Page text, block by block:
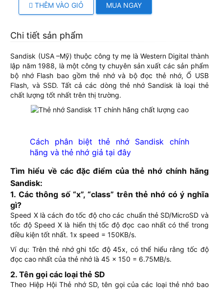
THÊM VÀO GIỎ MUA NGAY
Chi tiết sản phẩm
Sandisk (USA –Mỹ) thuộc công ty mẹ là Western Digital thành
lập năm 1988, là một công ty chuyên sản xuất các sản phẩm
bộ nhớ Flash bao gồm thẻ nhớ và bộ đọc thẻ nhớ, Ổ USB
Flash, và SSD. Tất cả các dòng thẻ nhớ Sandisk là loại thẻ
chất lượng tốt nhất trên thị trường.
Cách phân biệt thẻ nhớ Sandisk chính
hãng và thẻ nhớ giả tại đây
Tìm hiểu về các đặc điểm của thẻ nhớ chính hãng
Sandisk:
1. Các thông số “x”, “class” trên thẻ nhớ có ý nghĩa
gì?
Speed X là cách đo tốc độ cho các chuẩn thẻ SD/MicroSD và
tốc độ Speed X là hiển thị tốc độ đọc cao nhất có thể trong
điều kiện tốt nhất. 1x speed = 150KB/s.
Ví dụ: Trên thẻ nhớ ghi tốc độ 45x, có thể hiểu rằng tốc độ
đọc cao nhất của thẻ nhớ là 45 x 150 = 6.75MB/s.
2. Tên gọi các loại thẻ SD
Theo Hiệp Hội Thẻ nhớ SD, tên gọi của các loại thẻ nhớ bao